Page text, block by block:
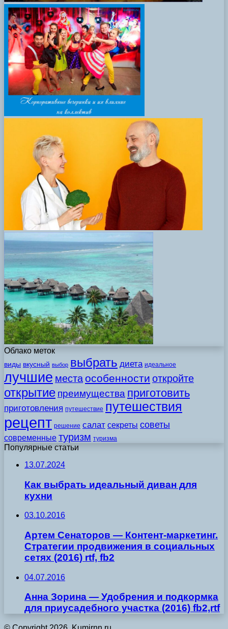
Облако меток
виды вкусный выбор выбрать диета идеальное
лучшие места особенности откройте
открытие преимущества приготовить
приготовления путешествие путешествия
рецепт решение салат секреты советы
современные туризм туризма
Популярные статьи
13.07.2024
Как выбрать идеальный диван для
кухни
03.10.2016
Артем Сенаторов — Контент-маркетинг.
Стратегии продвижения в социальных
сетях (2016) rtf, fb2
04.07.2016
Анна Зорина — Удобрения и подкормка
для приусадебного участка (2016) fb2,rtf